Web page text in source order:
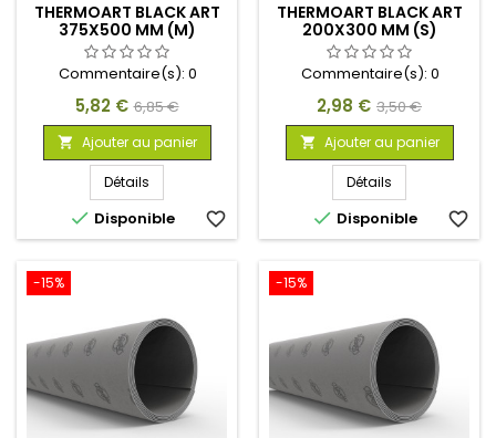
THERMOART BLACK ART
375X500 MM (M)
Commentaire(s): 0
Prix
5,82 € Prix
de
base
6,85 €
 Ajouter au panier
Détails
 Disponible favorite_border
THERMOART BLACK ART
200X300 MM (S)
Commentaire(s): 0
Prix
2,98 € Prix
de
base
3,50 €
 Ajouter au panier
Détails
 Disponible favorite_border
-15% -15%